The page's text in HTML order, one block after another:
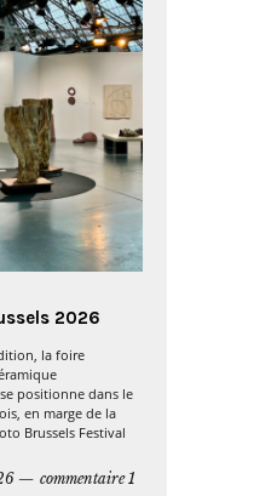
2026
la foire
positionne dans le
en marge de la
Brussels Festival
commentaire 1